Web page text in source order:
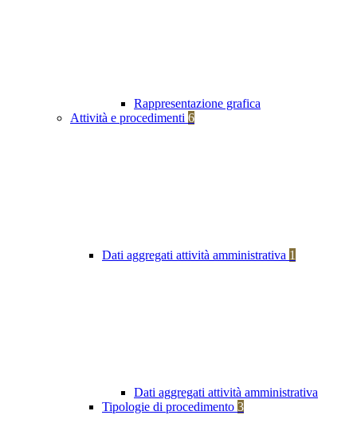
Rappresentazione grafica
Attività e procedimenti 6
Dati aggregati attività amministrativa 1
Dati aggregati attività amministrativa
Tipologie di procedimento 3